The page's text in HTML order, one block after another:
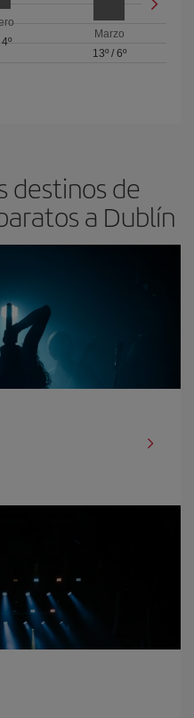
4º
Marzo
13º/ 6º
destinos de
a Dublín